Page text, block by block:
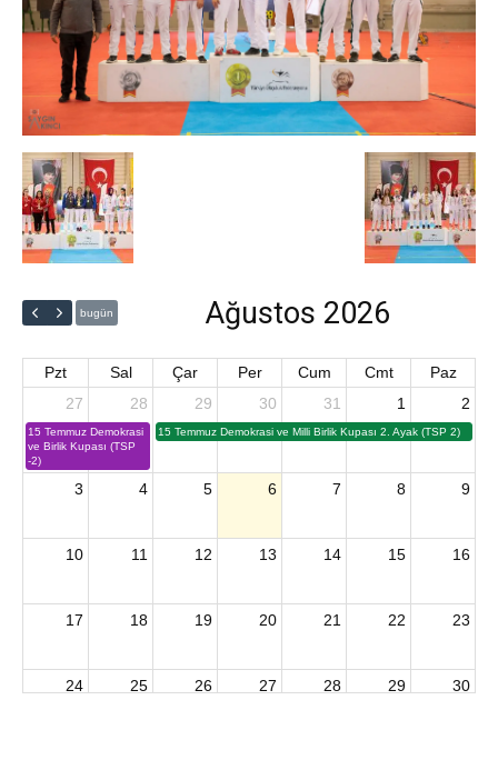
bugün Ağustos 2026
Pzt Sal Çar Per Cum Cmt
Paz
27
15 Temmuz Demokrasi
ve Birlik Kupası (TSP
-2)
28 29
15 Temmuz Demokrasi ve Milli Birlik Kupası 2. Ayak (TSP 2)
30 31 1 2
3 4 5 6 7 8 9
10 11 12 13 14 15 16
17 18 19 20 21 22 23
24 25 26 27 28 29 30